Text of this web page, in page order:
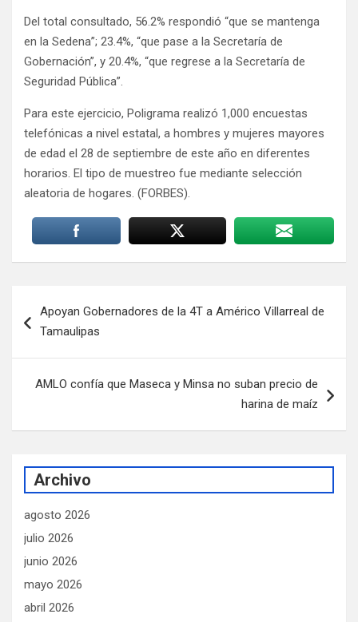
Del total consultado, 56.2% respondió “que se mantenga
en la Sedena”; 23.4%, “que pase a la Secretaría de
Gobernación”, y 20.4%, “que regrese a la Secretaría de
Seguridad Pública”.
Para este ejercicio, Poligrama realizó 1,000 encuestas
telefónicas a nivel estatal, a hombres y mujeres mayores
de edad el 28 de septiembre de este año en diferentes
horarios. El tipo de muestreo fue mediante selección
aleatoria de hogares. (FORBES).
de
Apoyan Gobernadores de la 4T a Américo Villarreal de
Tamaulipas
AMLO confía que Maseca y Minsa no suban precio de
harina de maíz
Archivo
agosto 2026
julio 2026
junio 2026
mayo 2026
abril 2026